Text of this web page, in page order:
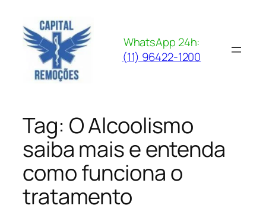
para
conteúdo
WhatsApp 24h:
(11) 96422-1200
Tag: O Alcoolismo
saiba mais e entenda
como funciona o
tratamento